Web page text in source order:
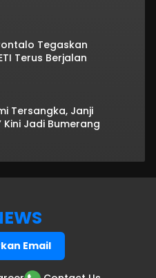
Tegaskan
Terus Berjalan
Tersangka, Janji
Kini Jadi Bumerang
Email